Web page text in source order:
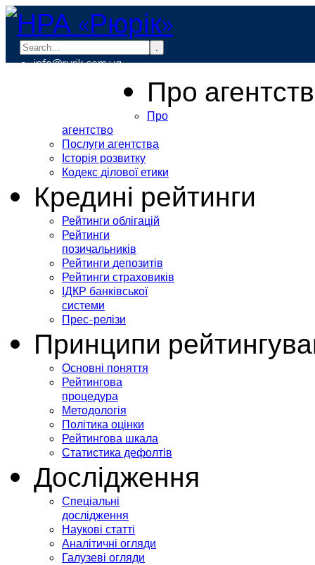
.
info@rurik.com.ua
Про
Про
агентство
Послуги агентства
Історія розвитку
Кодекс ділової етики
Кредині рейтинги
Рейтинги облігацій
Рейтинги
позичальників
Рейтинги депозитів
Рейтинги страховиків
ІДКР банківської
системи
Прес-релізи
Принципи
Основні поняття
Рейтингова
процедура
Методологія
Політика оцінки
Рейтингова шкала
Статистика дефолтів
Дослідження
Спеціальні
дослідження
Наукові статті
Аналітичні огляди
Галузеві огляди